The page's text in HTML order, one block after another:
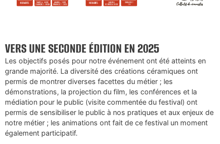
VERS UNE SECONDE ÉDITION EN 2025
Les objectifs posés pour notre événement ont été atteints en
grande majorité. La diversité des créations céramiques ont
permis de montrer diverses facettes du métier ; les
démonstrations, la projection du film, les conférences et la
médiation pour le public (visite commentée du festival) ont
permis de sensibiliser le public à nos pratiques et aux enjeux de
notre métier ; les animations ont fait de ce festival un moment
également participatif.